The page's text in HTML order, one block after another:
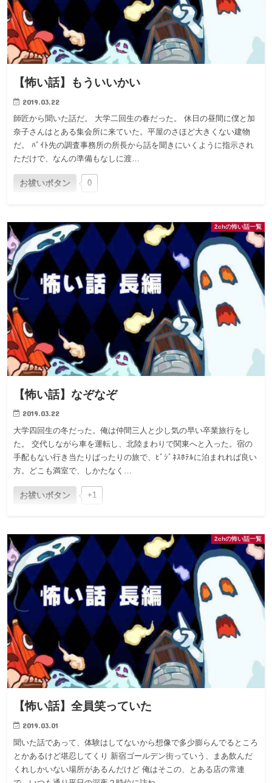
【怖い話】もういいかい
2019.03.22
師匠から聞いた話だ。 大学二回生の春だった。 休日の昼間に僕と加
奈子さんはとある集会所に来ていた。平屋のさほど大きくない建物
だ。 ﾊﾞｲﾄ先の調査事務所の所長から話を聞きにいくように指示され
ただけで、なんの準備もなしに渡…
お祓いボタン 0
2chの怖い話一覧
【怖い話】なぞなぞ
2019.03.22
大学四回生の冬だった。俺は仲間三人と少し気の早い卒業旅行をし
た。 交代しながら車を運転し、北陸まわりで関東へと入った。宿の
手配もない行き当たりばったりの旅で、ﾋﾞｼﾞﾈｽﾎﾃﾙに泊まれれば良い
方。どこも満室で、しかたなく…
お祓いボタン +1
2chの怖い話一覧
【怖い話】全員笑っていた
2019.03.01
聞いた話であって、体験はしてないから想像で多少膨らんでるところ
とかあるけど堪忍してくり 新宿ゴールデン街っていう、まあ飲んだ
くれしかいない場所があるんだけど 俺はそこの、とある店の常連